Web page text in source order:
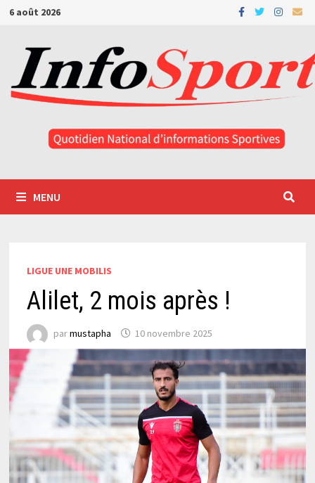
Passer
contenu
6 août 2026
MENU
LIGUE UNE MOBILIS
Alilet, 2 mois après !
parmustapha 10 novembre 2025